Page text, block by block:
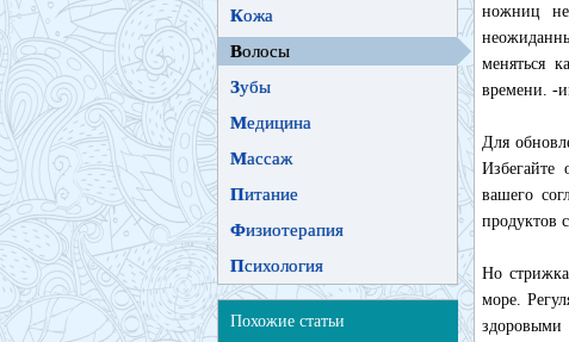
Кожа
Волосы
Зубы
Медицина
Массаж
Питание
Физиотерапия
Психология
Похожие статьи
ножниц не
меняться
времени. -
Для
Избегайте
вашего
продуктов
Но
море.
здоровыми